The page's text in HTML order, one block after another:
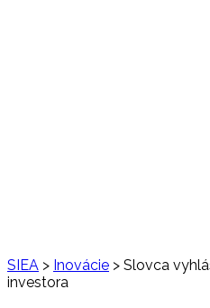
SIEA > Inovácie > Slovca
investora